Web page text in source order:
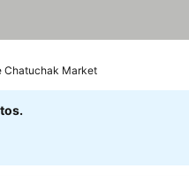
Chatuchak Market